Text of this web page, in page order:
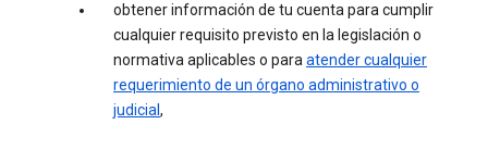
obtener información de tu cuenta para cumplir
cualquier requisito previsto en la legislación o
normativa aplicables o paraatender cualquier
requerimiento de un órgano administrativo o
judicial,